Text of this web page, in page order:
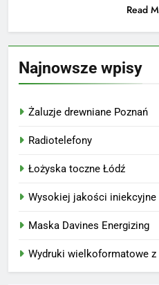
Read
Najnowsze wpisy
Żaluzje drewniane Poznań
Radiotelefony
Łożyska toczne Łódź
Wysokiej jakości iniekcyjne
Maska Davines Energizing
Wydruki wielkoformatowe z